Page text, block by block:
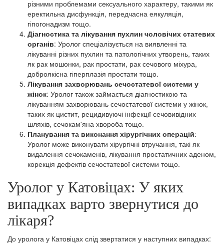
різними проблемами сексуального характеру, такими як
еректильна дисфункція, передчасна еякуляція,
гіпогонадизм тощо.
Діагностика та лікування пухлин чоловічих статевих
органів: Уролог спеціалізується на виявленні та
лікуванні різних пухлин та патологічних утворень, таких
як рак мошонки, рак простати, рак сечового міхура,
доброякісна гіперплазія простати тощо.
Лікування захворювань сечостатевої системи у
жінок: Уролог також займається діагностикою та
лікуванням захворювань сечостатевої системи у жінок,
таких як цистит, рецидивуючі інфекції сечовивідних
шляхів, сечокам'яна хвороба тощо.
Планування та виконання хірургічних операцій:
Уролог може виконувати хірургічні втручання, такі як
видалення сечокаменів, лікування простатичних аденом,
корекція дефектів сечостатевої системи тощо.
Уролог у Катовіцах: У яких
випадках варто звернутися до
лікаря?
До уролога у Катовіцах слід звертатися у наступних випадках: